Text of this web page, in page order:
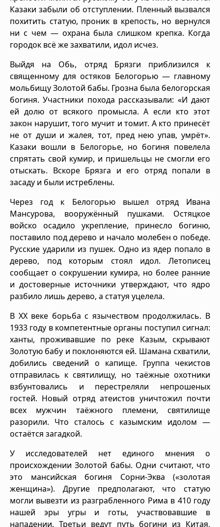
Казаки забыли об отступлении. Пленный вызвался
похитить статую, проник в крепость, но вернулся
ни с чем — охрана была слишком крепка. Когда
городок всё же захватили, идол исчез.
Выйдя на Обь, отряд Брязги приблизился к
священному для остяков Белогорью — главному
мольбищу Золотой бабы. Грозна была белогорская
богиня. Участники похода рассказывали: «И дают
ей долю от всякого промысла. А если кто этот
закон нарушит, того мучит и томит. А кто принесёт
не от души и жалея, тот, пред нею упав, умрёт».
Казаки вошли в Белогорье, но богиня повелела
спрятать свой кумир, и пришельцы не смогли его
отыскать. Вскоре Брязга и его отряд попали в
засаду и были истреблены.
Через год к Белогорью вышел отряд Ивана
Мансурова, вооружённый пушками. Остяцкое
войско осадило укрепление, принесло богиню,
поставило под дерево и начало молебен о победе.
Русские ударили из пушек. Одно из ядер попало в
дерево, под которым стоял идол. Летописец
сообщает о сокрушении кумира, но более ранние
и достоверные источники утверждают, что ядро
разбило лишь дерево, а статуя уцелела.
В XX веке борьба с язычеством продолжилась. В
1933 году в компетентные органы поступил сигнал:
ханты, проживавшие по реке Казым, скрывают
Золотую бабу и поклоняются ей. Шамана схватили,
добились сведений о капище. Группа чекистов
отправилась к святилищу, но таёжные охотники
взбунтовались и перестреляли непрошеных
гостей. Новый отряд атеистов уничтожил почти
всех мужчин таёжного племени, святилище
разорили. Что сталось с казымским идолом —
остаётся загадкой.
У исследователей нет единого мнения о
происхождении Золотой бабы. Одни считают, что
это мансийская богиня Сорни-Эква («золотая
женщина»). Другие предполагают, что статую
могли вывезти из разграбленного Рима в 410 году
нашей эры угры и готы, участвовавшие в
нападении. Третьи ведут путь богини из Китая,